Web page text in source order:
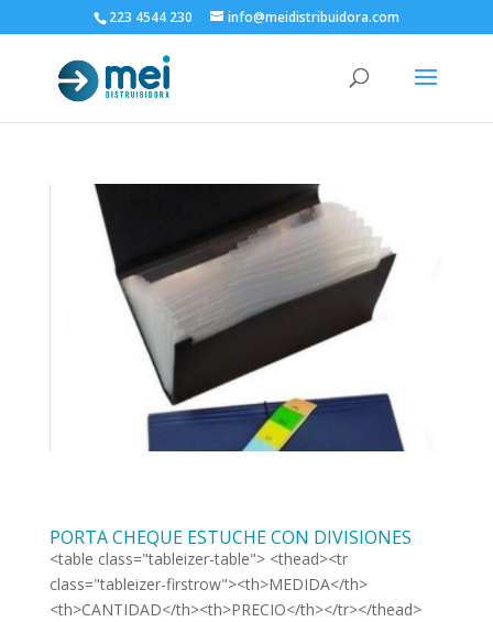
223 4544 230 info@meidistribuidora.com
PORTA CHEQUE ESTUCHE CON DIVISIONES
<table class="tableizer-table"> <thead><tr
class="tableizer-firstrow"><th>MEDIDA</th>
<th>CANTIDAD</th><th>PRECIO</th></tr></thead>